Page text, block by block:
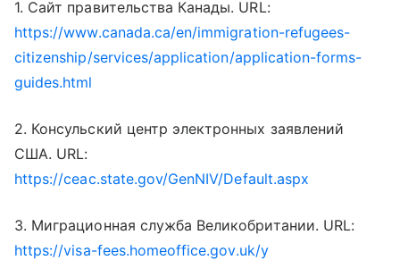
1. Сайт правительства Канады. URL:
https://www.canada.ca/en/immigration-refugees-
citizenship/services/application/application-forms-
guides.html
2. Консульский центр электронных заявлений
США. URL:
https://ceac.state.gov/GenNIV/Default.aspx
3. Миграционная служба Великобритании. URL:
https://visa-fees.homeoffice.gov.uk/y